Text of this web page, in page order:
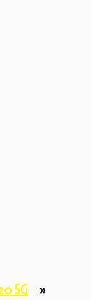
5G »